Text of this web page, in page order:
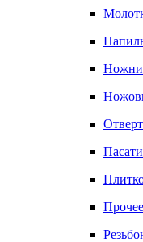
Прочее